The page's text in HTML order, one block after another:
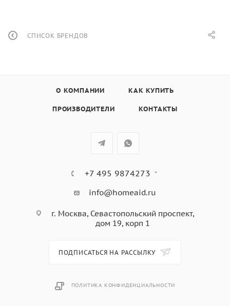
СПИСОК БРЕНДОВ
О КОМПАНИИ КАК КУПИТЬ
ПРОИЗВОДИТЕЛИ КОНТАКТЫ
+7 495 9874273
info@homeaid.ru
г. Москва, Севастопольский проспект,
дом 19, корп 1
ПОДПИСАТЬСЯ НА РАССЫЛКУ
ПОЛИТИКА КОНФИДЕНЦИАЛЬНОСТИ